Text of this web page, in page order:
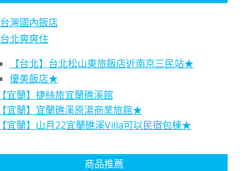
台灣國內飯店
台北爽爽住
【台北】台北松山東旅飯店近南京三民站★
優美飯店★
【宜蘭】捷絲旅宜蘭礁溪館
【宜蘭】宜蘭礁溪原湯商業旅館★
【宜蘭】山月22宜蘭礁溪Villa可以民宿包棟★
商品推薦